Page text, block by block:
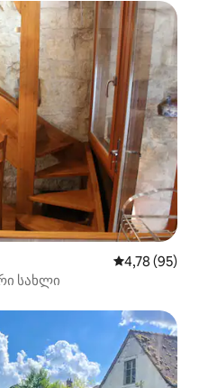
საშუალო
4,78 (95)
სახლი